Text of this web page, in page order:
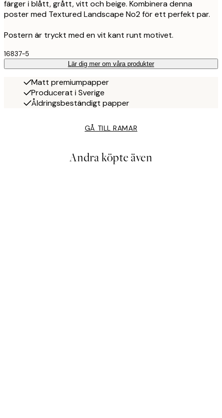
färger i blått, grått, vitt och beige. Kombinera denna
poster med Textured Landscape No2 för ett perfekt par.
Postern är tryckt med en vit kant runt motivet.
16837-5
Lär dig mer om våra produkter
Matt premiumpapper
Producerat i Sverige
Åldringsbeständigt papper
GÅ TILL RAMAR
Andra köpte även